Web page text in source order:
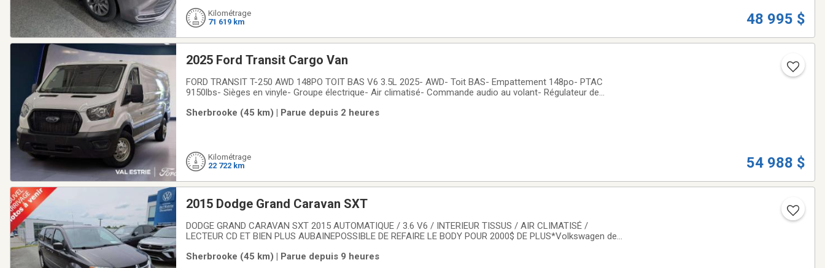
Kilométrage
71 619 km
48 995 $
2025 Ford Transit Cargo Van
FORD TRANSIT T-250 AWD 148PO TOIT BAS V6 3.5L 2025- AWD- Toit BAS- Empattement 148po- PTAC
9150lbs- Sièges en vinyle- Groupe électrique- Air climatisé- Commande audio au volant- Régulateur de
série de tests par le concessionnaire pour nous assurer
Sherbrooke (45 km) | Parue depuis 2 heures
Kilométrage
22 722 km
54 988 $
2015 Dodge Grand Caravan SXT
DODGE GRAND CARAVAN SXT 2015 AUTOMATIQUE / 3.6 V6 / INTERIEUR TISSUS / AIR CLIMATISÉ /
LECTEUR CD ET BIEN PLUS AUBAINEPOSSIBLE DE REFAIRE LE BODY POUR 2000$ DE PLUS*Volkswagen de
voiture à petit prix. Nous voulons vous aider.Voici nos
Sherbrooke (45 km) | Parue depuis 9 heures